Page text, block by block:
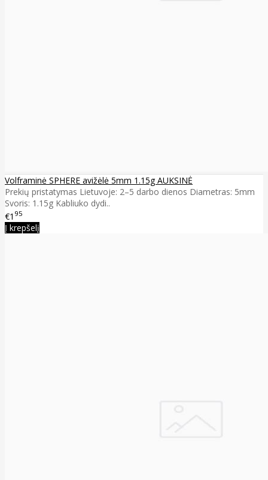
Volframinė SPHERE avižėlė 5mm 1.15g AUKSINĖ
Prekių pristatymas Lietuvoje: 2–5 darbo dienos Diametras: 5mm
Svoris: 1.15g Kabliuko dydi..
€1 95
Į krepšelį